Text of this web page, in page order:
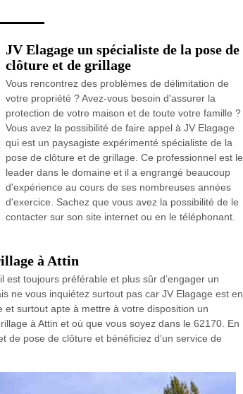
JV Elagage un spécialiste de la pose de
clôture et de grillage
Vous rencontrez des problèmes de délimitation de
votre propriété ? Avez-vous besoin d'assurer la
protection de votre maison et de toute votre famille ?
Vous avez la possibilité de faire appel à JV Elagage
qui est un paysagiste expérimenté spécialiste de la
pose de clôture et de grillage. Ce professionnel est le
leader dans le domaine et il a engrangé beaucoup
d'expérience au cours de ses nombreuses années
d'exercice. Sachez que vous avez la possibilité de le
contacter sur son site internet ou en le téléphonant.
à Attin
toujours préférable et plus sûr d’engager un
ne vous inquiétez surtout pas car JV Elagage est en
surtout apte à mettre à votre disposition un
à Attin et où que vous soyez dans le 62170. En
pose de clôture et bénéficiez d’un service de